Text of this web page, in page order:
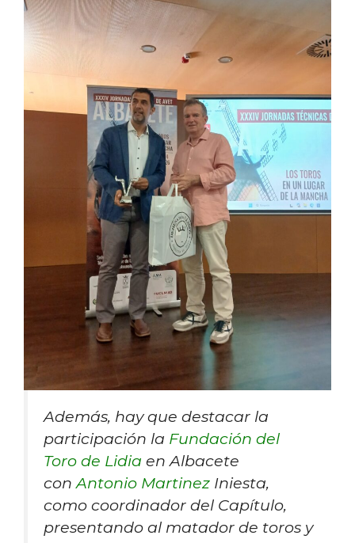
Además, hay que destacar la
participación la Fundación del
Toro de Lidia en Albacete
conAntonio Martinez Iniesta,
como coordinador del Capítulo,
presentando al matador de toros y